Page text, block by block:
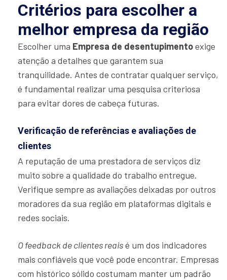
Critérios para escolher a
melhor empresa da região
Escolher uma Empresa de desentupimentoexige
atenção a detalhes que garantem sua
tranquilidade. Antes de contratar qualquer serviço,
é fundamental realizar uma pesquisa criteriosa
para evitar dores de cabeça futuras.
Verificação de referências e avaliações de
clientes
A reputação de uma prestadora de serviços diz
muito sobre a qualidade do trabalho entregue.
Verifique sempre as avaliações deixadas por outros
moradores da sua região em plataformas digitais e
redes sociais.
O feedback de clientes reaisé um dos indicadores
mais confiáveis que você pode encontrar. Empresas
com histórico sólido costumam manter um padrão